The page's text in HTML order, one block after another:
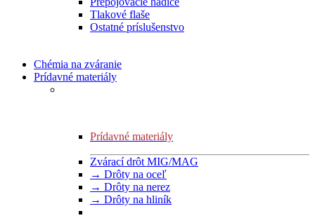
Tlakové flaše
Ostatné príslušenstvo
Chémia na zváranie
Prídavné materiály
Prídavné materiály
Zvárací drôt MIG/MAG
→ Drôty na oceľ
→ Drôty na nerez
→ Drôty na hliník